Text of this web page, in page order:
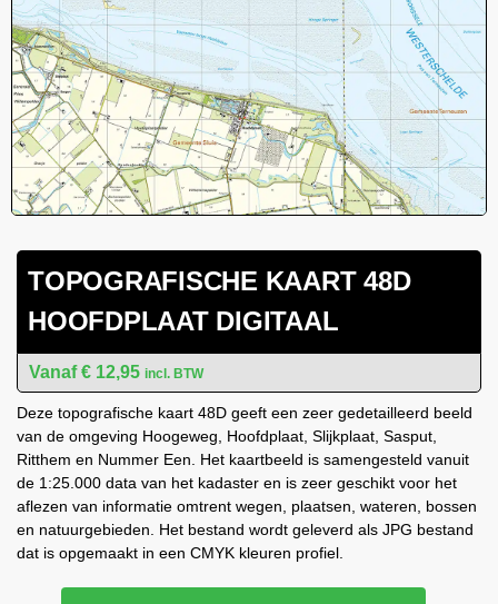
TOPOGRAFISCHE KAART 48D
HOOFDPLAAT DIGITAAL
€ 12,95 incl. BTW
Deze topografische kaart 48D geeft een zeer gedetailleerd beeld
van de omgeving Hoogeweg, Hoofdplaat, Slijkplaat, Sasput,
Ritthem en Nummer Een. Het kaartbeeld is samengesteld vanuit
de 1:25.000 data van het kadaster en is zeer geschikt voor het
aflezen van informatie omtrent wegen, plaatsen, wateren, bossen
en natuurgebieden. Het bestand wordt geleverd als JPG bestand
dat is opgemaakt in een CMYK kleuren profiel.